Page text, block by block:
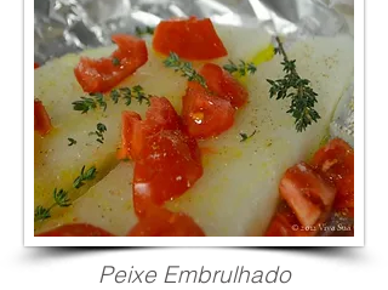
Peixe Embrulhado